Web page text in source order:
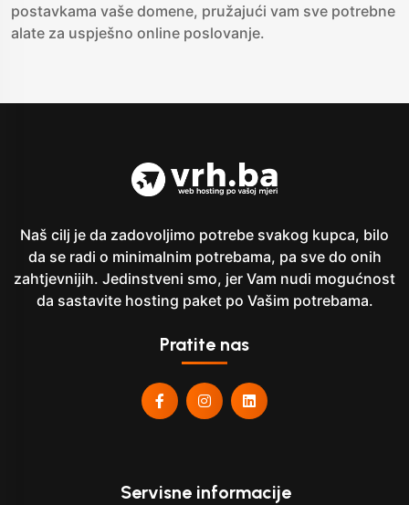
postavkama vaše domene, pružajući vam sve potrebne
alate za uspješno online poslovanje.
Naš cilj je da zadovoljimo potrebe svakog kupca, bilo
da se radi o minimalnim potrebama, pa sve do onih
zahtjevnijih. Jedinstveni smo, jer Vam nudi mogućnost
da sastavite hosting paket po Vašim potrebama.
Pratite nas
Servisne informacije